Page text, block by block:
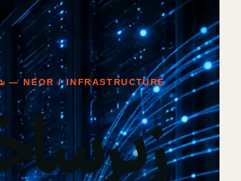
NEOR / INFRASTRUCTURE — شبکه، امنیت، ابر و عملیات